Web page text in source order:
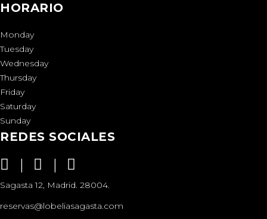
HORARIO
Monday
Tuesday
Wednesday
Thursday
Friday
Saturday
Sunday
REDES SOCIALES
Sagasta 12, Madrid. 28004.
reservas@lobeliasagasta.com